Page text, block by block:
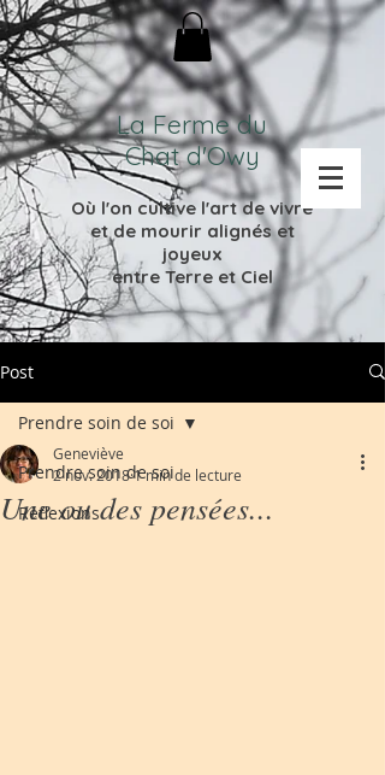
La Ferme du
Chat d'Owy
Où l'on cultive l'art de vivre
et de mourir alignés et
joyeux
entre Terre et Ciel
Post
Prendre soin de soi
Réflexions
Prendre soin de soi
Une ou des pensées...
Geneviève
2 nov. 20181 min de lecture